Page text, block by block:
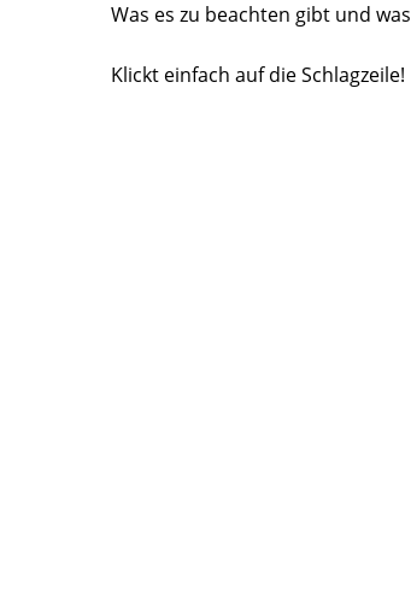
Was es zu beachten gibt und
Klickt einfach auf die Schlagzeile!